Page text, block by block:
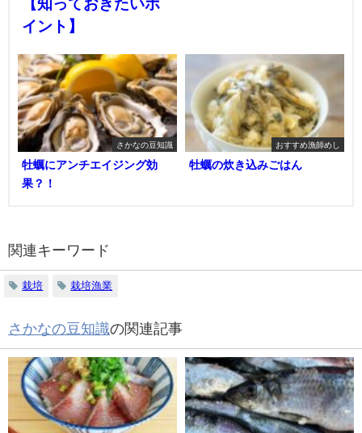
【知っておきたいポ
イント】
さかなの豆知識
牡蠣にアンチエイジング効
果？！
おすすめ漁師めし
牡蠣の炊き込みごはん
関連キーワード
栽培 栽培漁業
さかなの豆知識の関連記事